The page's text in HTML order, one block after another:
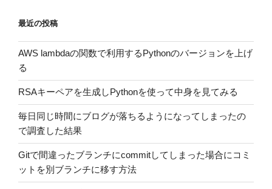
最近の投稿
AWS lambdaの関数で利用するPythonのバージョンを上げ
る
RSAキーペアを生成しPythonを使って中身を見てみる
毎日同じ時間にブログが落ちるようになってしまったの
で調査した結果
Gitで間違ったブランチにcommitしてしまった場合にコミ
ットを別ブランチに移す方法